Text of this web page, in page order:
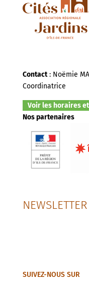
Contact: Noëmie
Coordinatrice
Voir les horaires
Nos partenaires
NEWSLETTER
SUIVEZ-NOUS SUR